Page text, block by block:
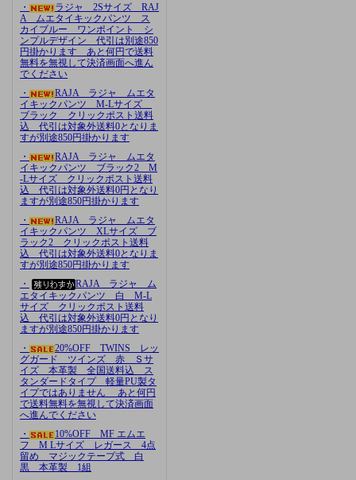
・
ラジャ 2Sサイズ RAJ
A ムエタイキックパンツ ス
カイブルー ワンポイント シ
ンプルデザイン 代引は別途850
円掛かります あと何円で送料
無料を無視して決済画面へ進ん
でください
・
RAJA ラジャ ムエタ
イキックパンツ M-Lサイズ
ブラック クリックポスト送料
込 代引は対象外送料0となりま
すが別途850円掛かります
・
RAJA ラジャ ムエタ
イキックパンツ ブラック2 M
-Lサイズ クリックポスト送料
込 代引は対象外送料0円となり
ますが別途850円掛かります
・
RAJA ラジャ ムエタ
イキックパンツ XLサイズ ブ
ラック2 クリックポスト送料
込 代引は対象外送料0となりま
すが別途850円掛かります
・
RAJA ラジャ ム
エタイキックパンツ 白 M-L
サイズ クリックポスト送料
込 代引は対象外送料0円となり
ますが別途850円掛かります
・
20%OFF TWINS レッ
グガード ツインズ 赤 Ｓサ
イズ 本革製 全国送料込 ス
タンダードタイプ 軽量PU製タ
イプではありません あと何円
で送料無料を無視して決済画面
へ進んでください
・
10%OFF MF エムエ
フ M Lサイズ レガース 4点
留め マジックテープ式 白
黒 本革製 1組